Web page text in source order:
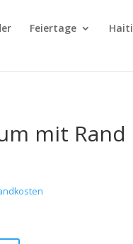
Feiertage Haiti
mit Rand